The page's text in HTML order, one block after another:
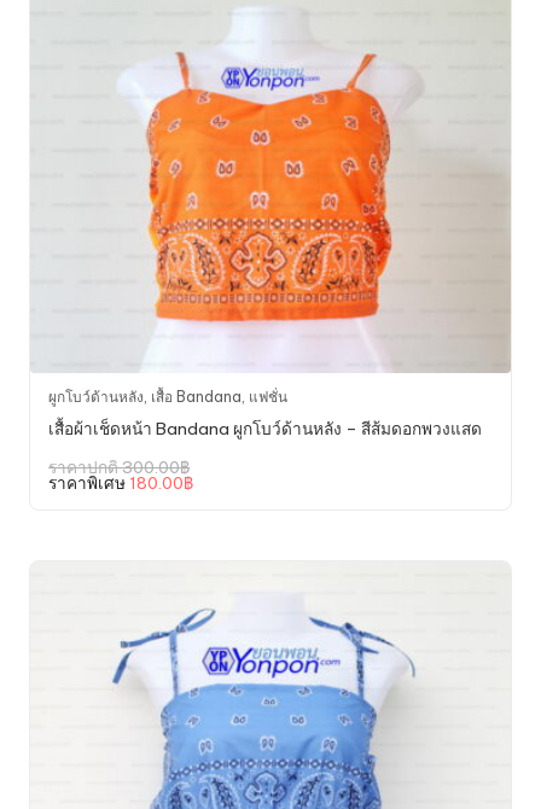
ผูกโบว์ด้านหลัง, เสื้อ Bandana, แฟชั่น
เสื้อผ้าเช็ดหน้า Bandana ผูกโบว์ด้านหลัง – สีส้มดอกพวงแสด
ราคาปกติ300.00฿Original
price
was:
ราคาพิเศษ 180.00฿Current